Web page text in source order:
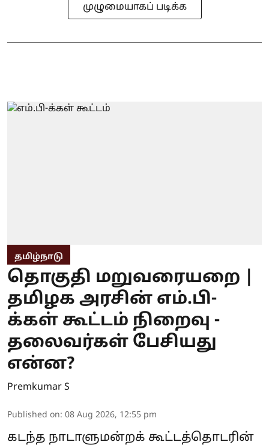
முழுமையாகப் படிக்க
தமிழ்நாடு
தொகுதி மறுவரையறை |
தமிழக அரசின் எம்.பி-
க்கள் கூட்டம் நிறைவு -
தலைவர்கள் பேசியது
என்ன?
Premkumar S
Published on: 08 Aug 2026, 12:55 pm
கடந்த நாடாளுமன்றக் கூட்டத்தொடரின்